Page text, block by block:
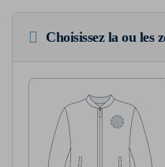
Choisissez la ou les